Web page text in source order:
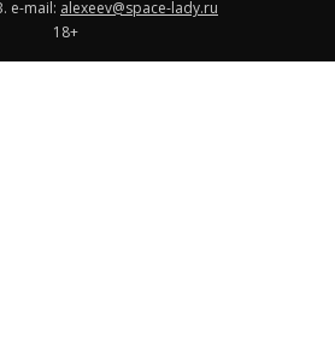
e-mail: alexeev@space-lady.ru
18+